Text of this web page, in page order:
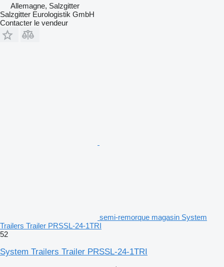
Allemagne, Salzgitter
Salzgitter Eurologistik GmbH
Contacter le vendeur
semi-remorque magasin System
Trailers Trailer PRSSL-24-1TRI
52
System Trailers Trailer PRSSL-24-1TRI